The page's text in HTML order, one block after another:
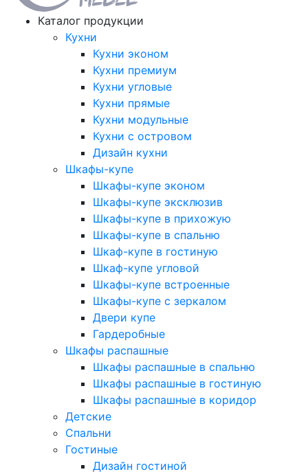
Каталог продукции
Кухни
Кухни эконом
Кухни премиум
Кухни угловые
Кухни прямые
Кухни модульные
Кухни с островом
Дизайн кухни
Шкафы-купе
Шкафы-купе эконом
Шкафы-купе эксклюзив
Шкафы-купе в прихожую
Шкафы-купе в спальню
Шкаф-купе в гостиную
Шкаф-купе угловой
Шкафы-купе встроенные
Шкафы-купе с зеркалом
Двери купе
Гардеробные
Шкафы распашные
Шкафы распашные в спальню
Шкафы распашные в гостиную
Шкафы распашные в коридор
Детские
Спальни
Гостиные
Дизайн гостиной